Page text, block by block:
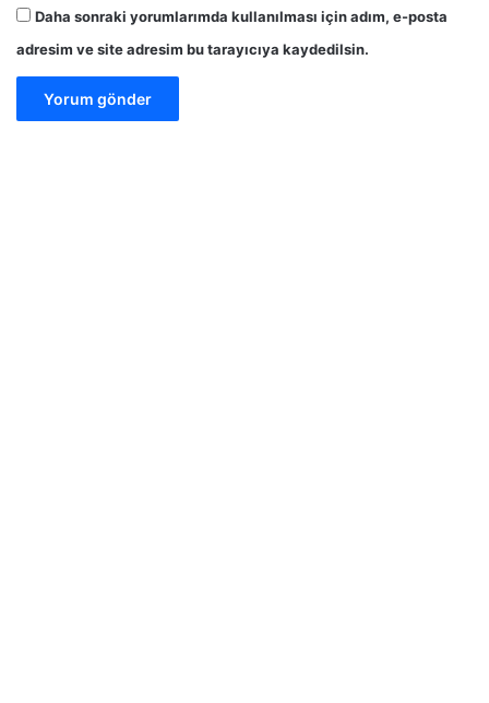
Daha sonraki yorumlarımda kullanılması için adım, e-posta
adresim ve site adresim bu tarayıcıya kaydedilsin.